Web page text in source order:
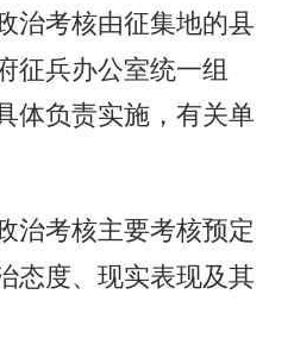
治考核由征集地的县
征兵办公室统一组
体负责实施，有关单
治考核主要考核预定
态度、现实表现及其